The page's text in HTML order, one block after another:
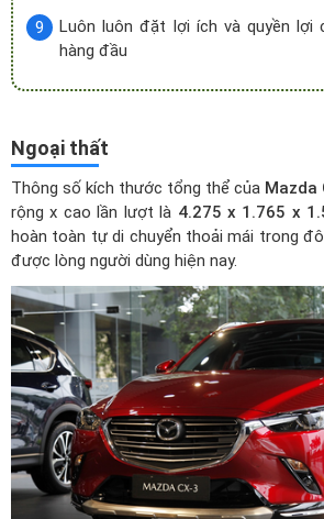
Luôn luôn đặt lợi ích và quyền lợi
hàng đầu
Ngoại thất
Thông số kích thước tổng thể của Mazda
rộng x cao lần lượt là 4.275 x 1.765 x
hoàn toàn tự di chuyển thoải mái trong
được lòng người dùng hiện nay.